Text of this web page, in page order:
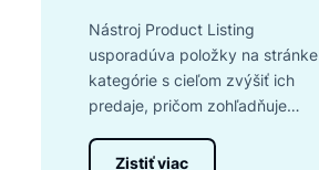
dokončovanie, oprava
Zistiť viac